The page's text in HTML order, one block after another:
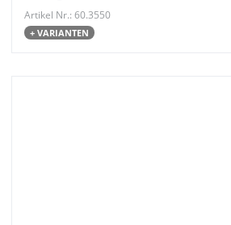
Artikel Nr.: 60.3550
+ VARIANTEN